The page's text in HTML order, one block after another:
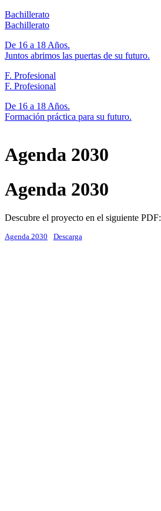
Bachillerato
Bachillerato
De 16 a 18 Años.
Juntos abrimos las puertas de su futuro.
F. Profesional
F. Profesional
De 16 a 18 Años.
Formación práctica para su futuro.
Agenda 2030
Agenda 2030
Descubre el proyecto en el siguiente PDF:
Agenda 2030 Descarga